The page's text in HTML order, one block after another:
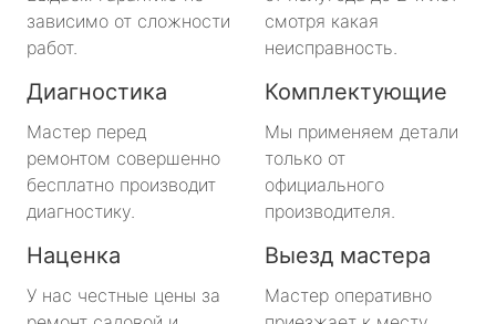
зависимо от сложности
работ.
смотря какая
неисправность.
Диагностика
Мастер перед
ремонтом совершенно
бесплатно производит
диагностику.
Комплектующие
Мы применяем детали
только от
официального
производителя.
Наценка
У нас честные цены за
Выезд мастера
Мастер оперативно